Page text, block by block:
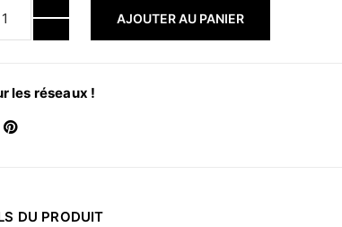
AJOUTER AU PANIER
les réseaux !
DU PRODUIT